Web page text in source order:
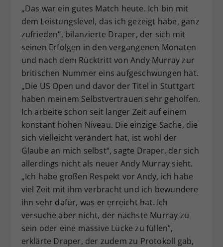
„Das war ein gutes Match heute. Ich bin mit
dem Leistungslevel, das ich gezeigt habe, ganz
zufrieden“, bilanzierte Draper, der sich mit
seinen Erfolgen in den vergangenen Monaten
und nach dem Rücktritt von Andy Murray zur
britischen Nummer eins aufgeschwungen hat.
„Die US Open und davor der Titel in Stuttgart
haben meinem Selbstvertrauen sehr geholfen.
Ich arbeite schon seit langer Zeit auf einem
konstant hohen Niveau. Die einzige Sache, die
sich vielleicht verändert hat, ist wohl der
Glaube an mich selbst“, sagte Draper, der sich
allerdings nicht als neuer Andy Murray sieht.
„Ich habe großen Respekt vor Andy, ich habe
viel Zeit mit ihm verbracht und ich bewundere
ihn sehr dafür, was er erreicht hat. Ich
versuche aber nicht, der nächste Murray zu
sein oder eine massive Lücke zu füllen“,
erklärte Draper, der zudem zu Protokoll gab,